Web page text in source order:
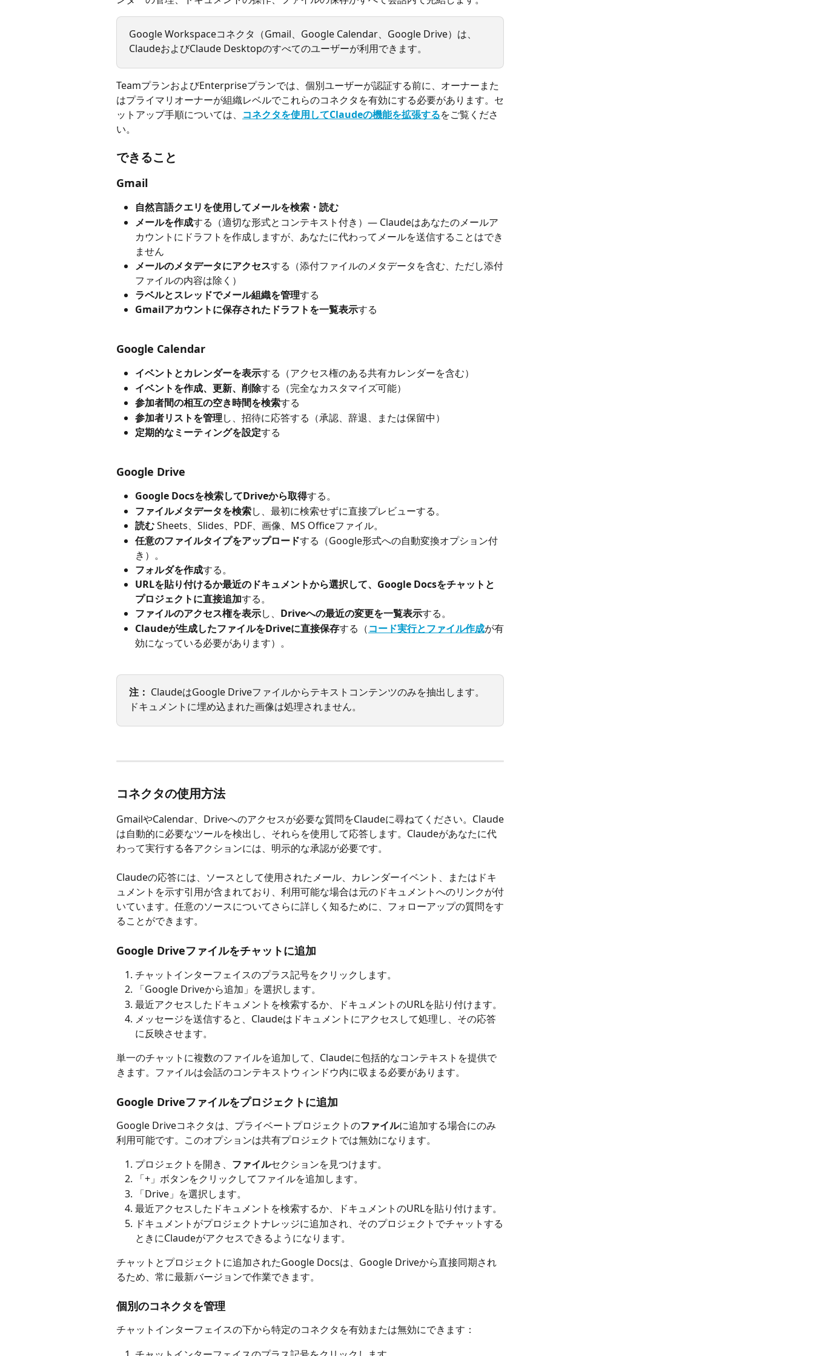
Google Workspaceコネクタ（Gmail、Google Calendar、Google Drive）は、
ClaudeおよびClaude Desktopのすべてのユーザーが利用できます。
TeamプランおよびEnterpriseプランでは、個別ユーザーが認証する前に、オーナーまた
はプライマリオーナーが組織レベルでこれらのコネクタを有効にする必要があります。セ
ットアップ手順については、 コネクタを使用してClaudeの機能を拡張するをご覧くださ
い。
できること
Gmail
自然言語クエリを使用してメールを検索・読む
メールを作成する（適切な形式とコンテキスト付き）— Claudeはあなたのメールア
カウントにドラフトを作成しますが、あなたに代わってメールを送信することはでき
ません
メールのメタデータにアクセスする（添付ファイルのメタデータを含む、ただし添付
ファイルの内容は除く）
ラベルとスレッドでメール組織を管理する
Gmailアカウントに保存されたドラフトを一覧表示する
Google Calendar
イベントとカレンダーを表示する（アクセス権のある共有カレンダーを含む）
イベントを作成、更新、削除する（完全なカスタマイズ可能）
参加者間の相互の空き時間を検索する
参加者リストを管理し、招待に応答する（承認、辞退、または保留中）
定期的なミーティングを設定する
Google Drive
Google Docsを検索してDriveから取得する。
ファイルメタデータを検索し、最初に検索せずに直接プレビューする。
読む Sheets、Slides、PDF、画像、MS Officeファイル。
任意のファイルタイプをアップロードする（Google形式への自動変換オプション付
き）。
フォルダを作成する。
URLを貼り付けるか最近のドキュメントから選択して、Google Docsをチャットと
プロジェクトに直接追加する。
ファイルのアクセス権を表示し、 Driveへの最近の変更を一覧表示する。
Claudeが生成したファイルをDriveに直接保存する（コード実行とファイル作成が有
効になっている必要があります）。
注： ClaudeはGoogle Driveファイルからテキストコンテンツのみを抽出します。
ドキュメントに埋め込まれた画像は処理されません。
コネクタの使用方法
GmailやCalendar、Driveへのアクセスが必要な質問をClaudeに尋ねてください。Claude
は自動的に必要なツールを検出し、それらを使用して応答します。Claudeがあなたに代
わって実行する各アクションには、明示的な承認が必要です。
Claudeの応答には、ソースとして使用されたメール、カレンダーイベント、またはドキ
ュメントを示す引用が含まれており、利用可能な場合は元のドキュメントへのリンクが付
いています。任意のソースについてさらに詳しく知るために、フォローアップの質問をす
ることができます。
Google Driveファイルをチャットに追加
チャットインターフェイスのプラス記号をクリックします。
「Google Driveから追加」を選択します。
最近アクセスしたドキュメントを検索するか、ドキュメントのURLを貼り付けます。
メッセージを送信すると、Claudeはドキュメントにアクセスして処理し、その応答
に反映させます。
単一のチャットに複数のファイルを追加して、Claudeに包括的なコンテキストを提供で
きます。ファイルは会話のコンテキストウィンドウ内に収まる必要があります。
Google Driveファイルをプロジェクトに追加
Google Driveコネクタは、プライベートプロジェクトのファイルに追加する場合にのみ
利用可能です。このオプションは共有プロジェクトでは無効になります。
プロジェクトを開き、 ファイルセクションを見つけます。
「+」ボタンをクリックしてファイルを追加します。
「Drive」を選択します。
最近アクセスしたドキュメントを検索するか、ドキュメントのURLを貼り付けます。
ドキュメントがプロジェクトナレッジに追加され、そのプロジェクトでチャットする
ときにClaudeがアクセスできるようになります。
チャットとプロジェクトに追加されたGoogle Docsは、Google Driveから直接同期され
るため、常に最新バージョンで作業できます。
個別のコネクタを管理
チャットインターフェイスの下から特定のコネクタを有効または無効にできます：